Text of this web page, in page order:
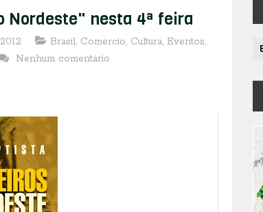
Nordeste" nesta 4ª feira
Brasil, Comércio, Cultura, Eventos,
Nenhum comentário